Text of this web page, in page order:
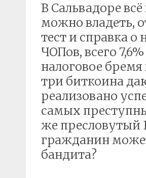
В Сальвадоре
можно владеть,
тест и справка о
ЧОПов, всего
налоговое
три биткоина
реализовано
самых
же
гражданин
бандита?